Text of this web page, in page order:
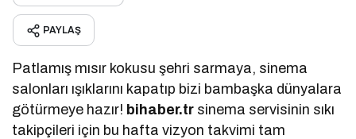
PAYLAŞ
Patlamış mısır kokusu şehri sarmaya, sinema
salonları ışıklarını kapatıp bizi bambaşka dünyalara
götürmeye hazır! bihaber.tr sinema servisinin sıkı
takipçileri için bu hafta vizyon takvimi tam